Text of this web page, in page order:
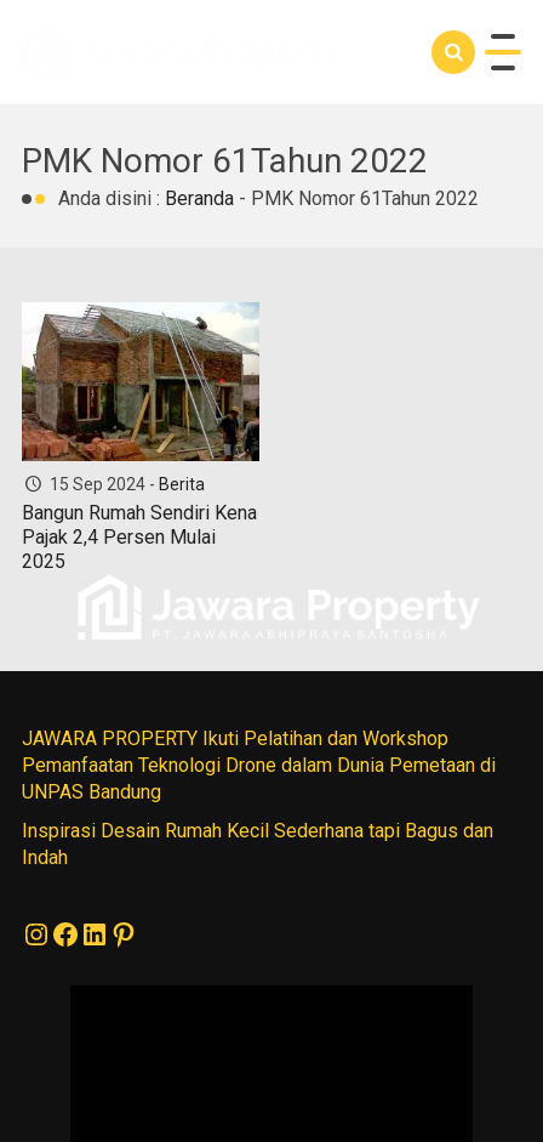
PMK Nomor 61Tahun 2022
Anda disini : Beranda - PMK Nomor 61Tahun 2022
15 Sep 2024 - Berita
Bangun Rumah Sendiri Kena
Pajak 2,4 Persen Mulai
2025
JAWARA PROPERTY Ikuti Pelatihan dan Workshop
Pemanfaatan Teknologi Drone dalam Dunia Pemetaan di
UNPAS Bandung
Inspirasi Desain Rumah Kecil Sederhana tapi Bagus dan
Indah
Instagram
Facebook
LinkedIn
Pinterest